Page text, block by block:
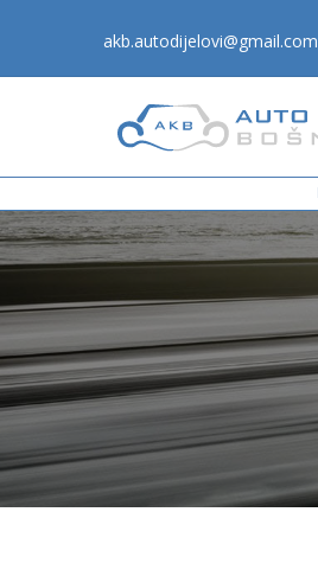
akb.autodijelovi@gmail.com